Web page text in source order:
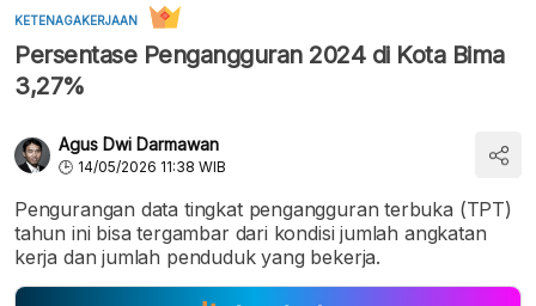
KETENAGAKERJAAN
Persentase Pengangguran 2024 di Kota Bima
3,27%
Agus Dwi Darmawan
14/05/2026 11:38 WIB
Pengurangan data tingkat pengangguran terbuka (TPT)
tahun ini bisa tergambar dari kondisi jumlah angkatan
kerja dan jumlah penduduk yang bekerja.